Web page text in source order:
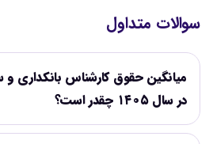
سوالات متداول
میانگین حقوق کارشناس بانکداری و
در سال ۱۴۰۵ چقدر است؟